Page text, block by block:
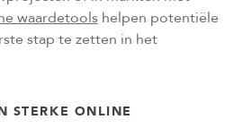
waardetoolshelpen potentiële
stap te zetten in het
STERKE ONLINE